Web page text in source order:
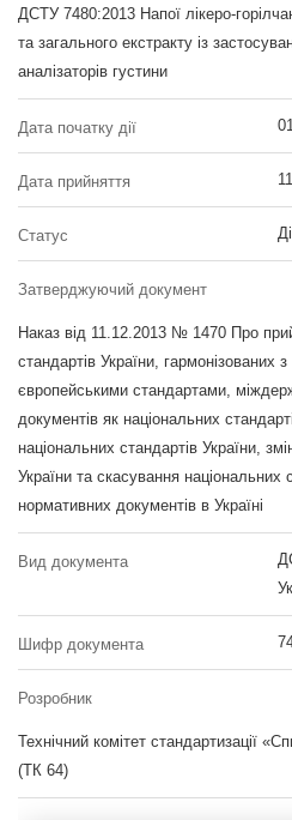
ДСТУ 7480:2013 Напої лікеро-
та загального екстракту із
аналізаторів густини
Дата початку дії
Дата прийняття
Статус
Затверджуючий документ
Наказ від 11.12.2013 № 1470 Про
стандартів України, гармонізованих
європейськими стандартами,
документів як національних
національних стандартів України,
України та скасування національних
нормативних документів в Україні
Вид документа
Шифр документа
Розробник
Технічний комітет стандартизації
(ТК 64)